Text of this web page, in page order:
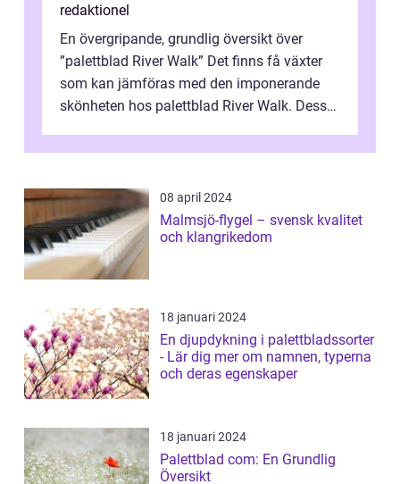
redaktionel
En övergripande, grundlig översikt över
”palettblad River Walk” Det finns få växter
som kan jämföras med den imponerande
skönheten hos palettblad River Walk. Dess
08 april 2024
Malmsjö-flygel – svensk kvalitet
och klangrikedom
18 januari 2024
En djupdykning i palettbladssorter
- Lär dig mer om namnen, typerna
och deras egenskaper
18 januari 2024
Palettblad com: En Grundlig
Översikt